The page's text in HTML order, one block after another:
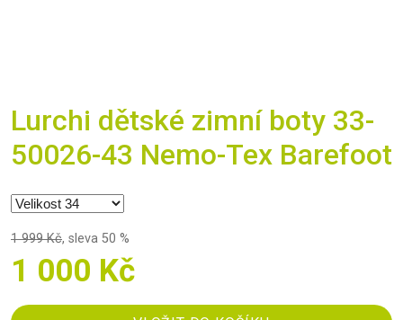
Lurchi dětské zimní boty 33-
50026-43 Nemo-Tex Barefoot
1 999 Kč, sleva 50 %
1 000 Kč